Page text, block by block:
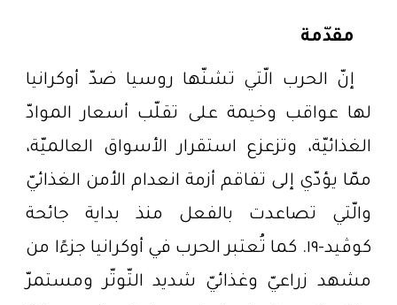
مقدّمة
إنّ الحرب الّتي تشنّها روسيا ضدّ أوكرانيا
لها عواقب وخيمة على تقلّب أسعار الموادّ
الغذائيّة، وتزعزع استقرار الأسواق العالميّة،
ممّا يؤدّي إلى تفاقم أزمة انعدام الأمن الغذائيّ
والّتي تصاعدت بالفعل منذ بداية جائحة
كوڤيد-١٩. كما تُعتبر الحرب في أوكرانيا جزءًا من
مشهد زراعيّ وغذائيّ شديد التّوتّر ومستمرّ